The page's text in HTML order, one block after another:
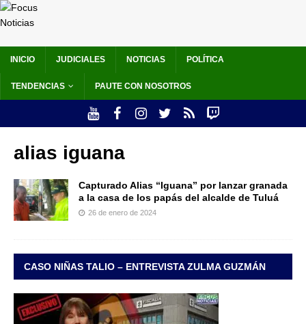
INICIO JUDICIALES NOTICIAS POLÍTICA
TENDENCIAS PAUTE CON NOSOTROS
alias iguana
Capturado Alias “Iguana” por lanzar granada
a la casa de los papás del alcalde de Tuluá
26 de enero de 2024
CASO NIÑAS TALIO – ENTREVISTA ZULMA GUZMÁN